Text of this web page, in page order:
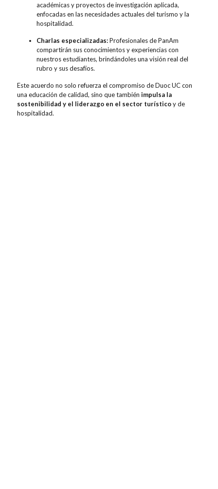
académicas y proyectos de investigación aplicada,
enfocadas en las necesidades actuales del turismo y la
hospitalidad.
Charlas especializadas:Profesionales de PanAm
compartirán sus conocimientos y experiencias con
nuestros estudiantes, brindándoles una visión real del
rubro y sus desafíos.
Este acuerdo no solo refuerza el compromiso de Duoc UC con
una educación de calidad, sino que también impulsa la
sostenibilidad y el liderazgo en el sector turísticoy de
hospitalidad.